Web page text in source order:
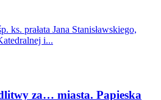
ks. prałata Jana Stanisławskiego,
i...
za… miasta. Papieska